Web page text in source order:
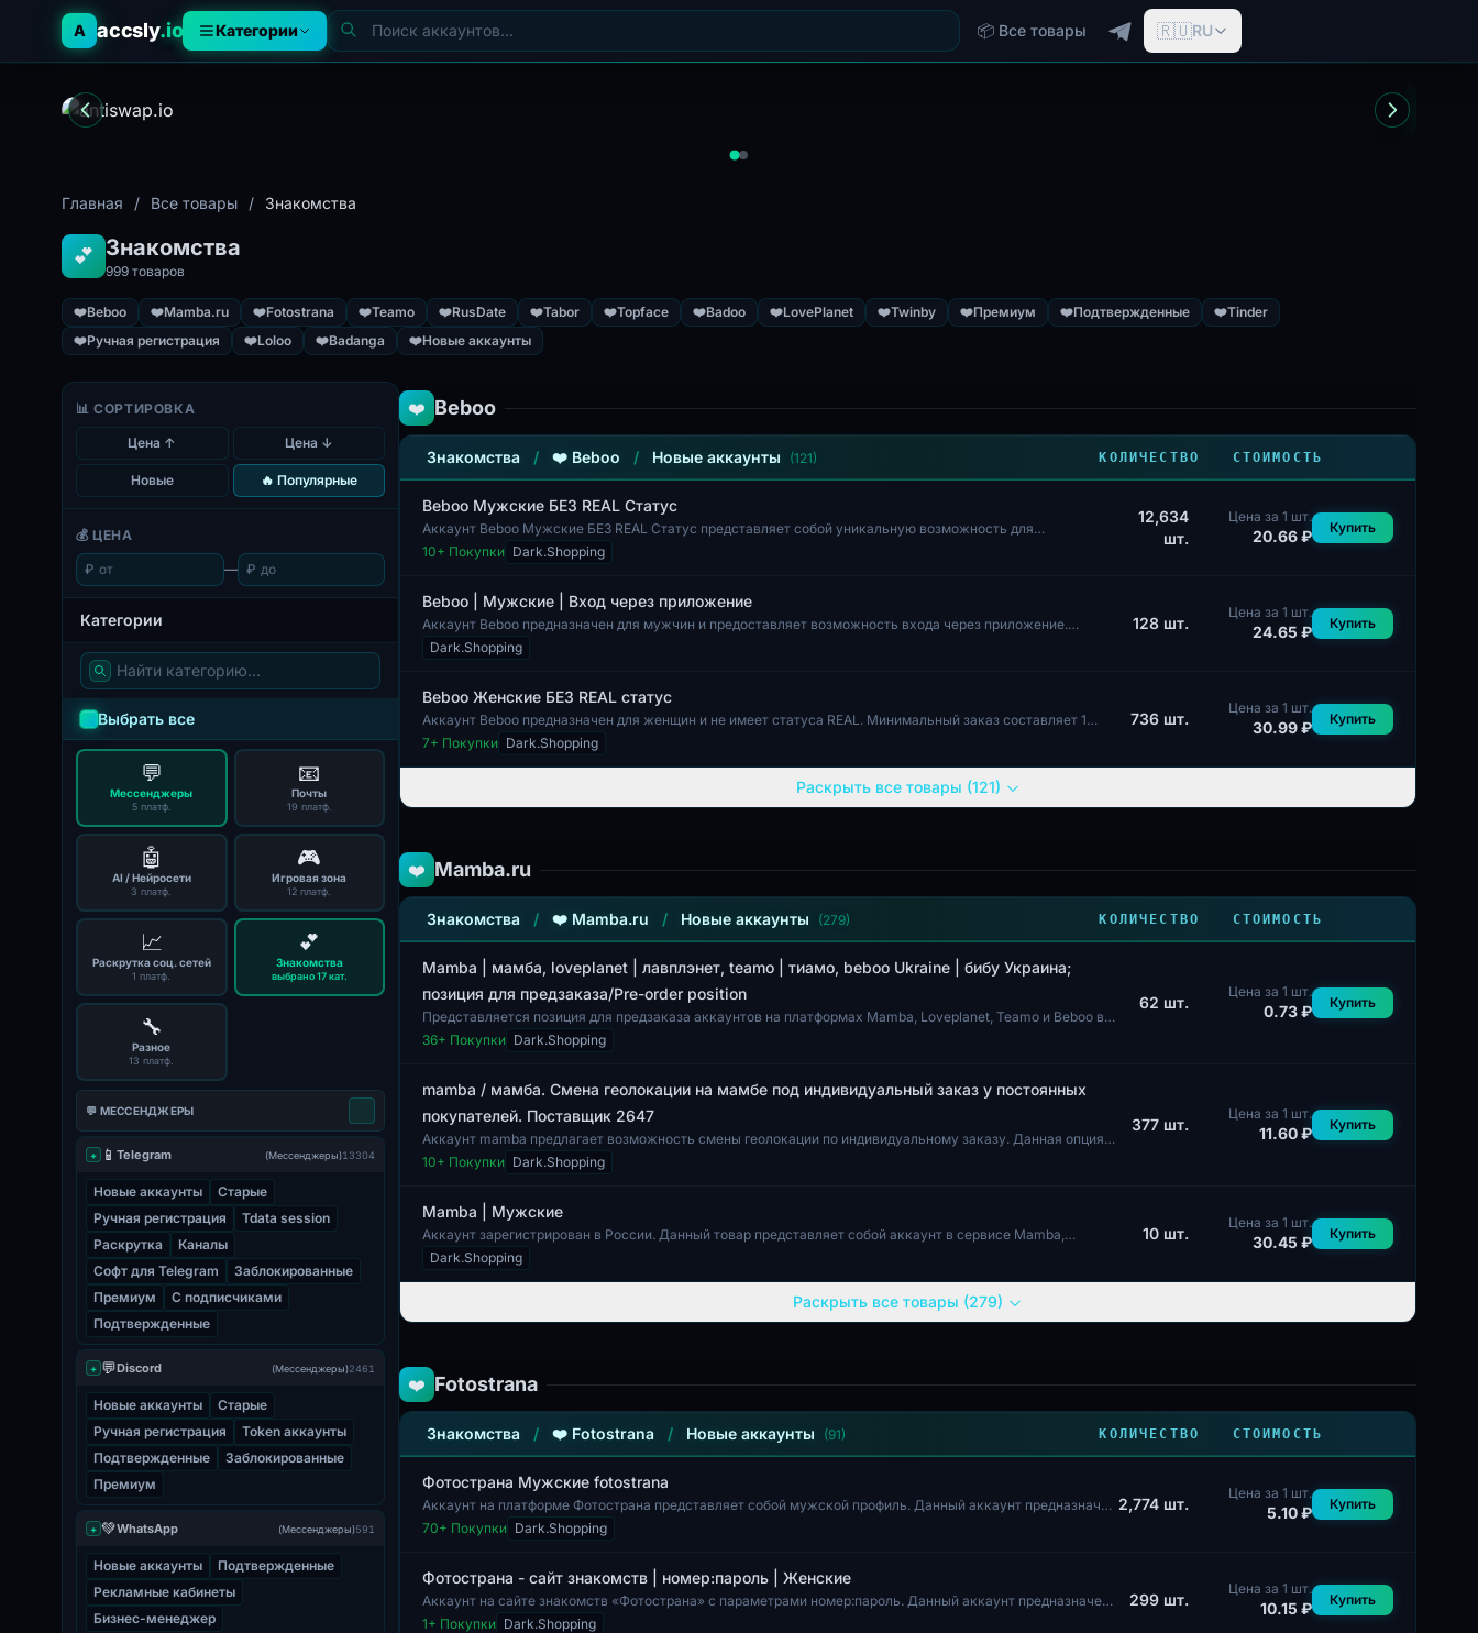
A accsly.io Категории 📦 Все товары 🇷🇺RU
Главная / Все товары / Знакомства
💕 Знакомства
999 товаров
❤️Beboo ❤️Mamba.ru ❤️Fotostrana ❤️Teamo ❤️RusDate ❤️Tabor ❤️Topface ❤️Badoo ❤️LovePlanet ❤️Twinby ❤️Премиум ❤️Подтвержденные ❤️Tinder
❤️Ручная регистрация ❤️Loloo ❤️Badanga ❤️Новые аккаунты
📊 СОРТИРОВКА
Цена ↑ Цена ↓
Новые 🔥 Популярные
💰 ЦЕНА
₽ — ₽
Категории
Выбрать все
💬
Мессенджеры
5 платф.
📧
Почты
19 платф.
🤖
AI / Нейросети
3 платф.
🎮
Игровая зона
12 платф.
📈
Раскрутка соц. сетей
1 платф.
💕
Знакомства
выбрано 17 кат.
🔧
Разное
13 платф.
💬 МЕССЕНДЖЕРЫ
+ 📱 Telegram (Мессенджеры)13304
Новые аккаунты
Старые
Ручная регистрация
Tdata session
Раскрутка
Каналы
Софт для Telegram
Заблокированные
Премиум
С подписчиками
Подтвержденные
+ 💬Discord (Мессенджеры)2461
Новые аккаунты
Старые
Ручная регистрация
Token аккаунты
Подтвержденные
Заблокированные
Премиум
+ 💚WhatsApp (Мессенджеры)591
Новые аккаунты
Подтвержденные
Рекламные кабинеты
Бизнес-менеджер
❤️ Beboo
Знакомства / ❤️ Beboo / Новые аккаунты (121) КОЛИЧЕСТВО СТОИМОСТЬ
Beboo Мужские БЕЗ REAL Статус
Аккаунт Beboo Мужские БЕЗ REAL Статус представляет собой уникальную возможность для
пользователей, заинтересованных в ан...
10+ Покупки Dark.Shopping
12,634
шт.
Цена за 1 шт.
20.66 ₽ Купить
Beboo | Мужские | Вход через приложение
Аккаунт Beboo предназначен для мужчин и предоставляет возможность входа через приложение.
Данный формат акцентирует вним...
Dark.Shopping
128 шт.
Цена за 1 шт.
24.65 ₽ Купить
Beboo Женские БЕЗ REAL статус
Аккаунт Beboo предназначен для женщин и не имеет статуса REAL. Минимальный заказ составляет 1
единицу. Данный аккаунт пр...
7+ Покупки Dark.Shopping
736 шт.
Цена за 1 шт.
30.99 ₽ Купить
Раскрыть все товары (121)
❤️ Mamba.ru
Знакомства / ❤️ Mamba.ru / Новые аккаунты (279) КОЛИЧЕСТВО СТОИМОСТЬ
Mamba | мамба, loveplanet | лавплэнет, teamo | тиамо, beboo Ukraine | бибу Украина;
позиция для предзаказа/Pre-order position
Представляется позиция для предзаказа аккаунтов на платформах Mamba, Loveplanet, Teamo и Beboo в
Украине. Данный лот вкл...
36+ Покупки Dark.Shopping
62 шт.
Цена за 1 шт.
0.73 ₽ Купить
mamba / мамба. Смена геолокации на мамбе под индивидуальный заказ у постоянных
покупателей. Поставщик 2647
Аккаунт mamba предлагает возможность смены геолокации по индивидуальному заказу. Данная опция
доступна исключительно для...
10+ Покупки Dark.Shopping
377 шт.
Цена за 1 шт.
11.60 ₽ Купить
Mamba | Мужские
Аккаунт зарегистрирован в России. Данный товар представляет собой аккаунт в сервисе Mamba,
предназначенный для мужской а...
Dark.Shopping
10 шт.
Цена за 1 шт.
30.45 ₽ Купить
Раскрыть все товары (279)
❤️ Fotostrana
Знакомства / ❤️ Fotostrana / Новые аккаунты (91) КОЛИЧЕСТВО СТОИМОСТЬ
Фотострана Мужские fotostrana
Аккаунт на платформе Фотострана представляет собой мужской профиль. Данный аккаунт предназначен
для использования в соци...
70+ Покупки Dark.Shopping
2,774 шт.
Цена за 1 шт.
5.10 ₽ Купить
Фотострана - сайт знакомств | номер:пароль | Женские
Аккаунт на сайте знакомств «Фотострана» с параметрами номер:пароль. Данный аккаунт предназначен
для женщин, что позволяе...
1+ Покупки Dark.Shopping
299 шт.
Цена за 1 шт.
10.15 ₽ Купить